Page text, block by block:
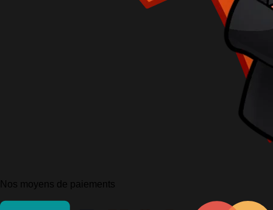
Nos moyens de paiements